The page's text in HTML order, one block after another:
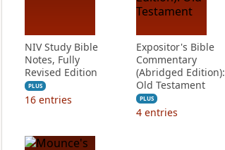
NIV Study Bible
Notes, Fully
Revised Edition
PLUS
16 entries
Expositor's Bible
Commentary
(Abridged Edition):
Old Testament
PLUS
4 entries